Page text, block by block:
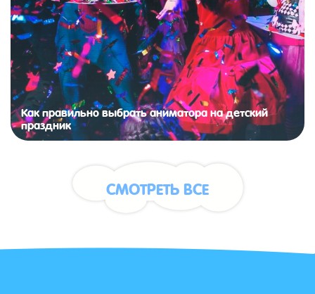
Как правильно выбрать аниматора на детский
праздник
СМОТРЕТЬ ВСЕ